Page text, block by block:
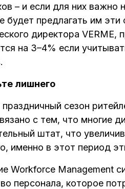
– и если для них важно
будет предлагать им
директора VERME,
на 3–4% если
лишнего
праздничный сезон
с тем, что многие
штат, что
именно в этот период
Workforce Management
персонала, которое